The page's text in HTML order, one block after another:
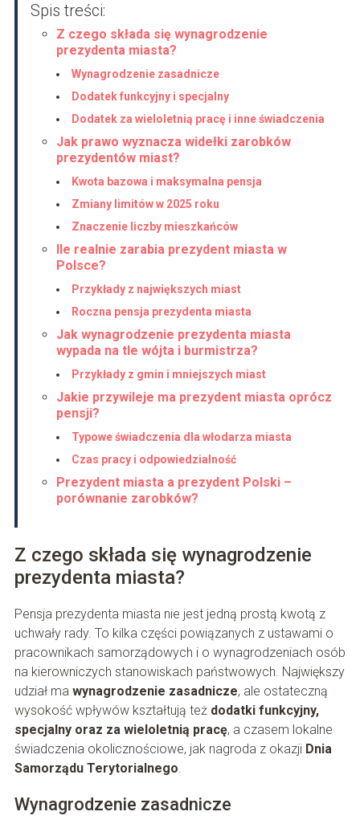
Spis treści:
Z czego składa się wynagrodzenie
prezydenta miasta?
Wynagrodzenie zasadnicze
Dodatek funkcyjny i specjalny
Dodatek za wieloletnią pracę i inne świadczenia
Jak prawo wyznacza widełki zarobków
prezydentów miast?
Kwota bazowa i maksymalna pensja
Zmiany limitów w 2025 roku
Znaczenie liczby mieszkańców
Ile realnie zarabia prezydent miasta w
Polsce?
Przykłady z największych miast
Roczna pensja prezydenta miasta
Jak wynagrodzenie prezydenta miasta
wypada na tle wójta i burmistrza?
Przykłady z gmin i mniejszych miast
Jakie przywileje ma prezydent miasta oprócz
pensji?
Typowe świadczenia dla włodarza miasta
Czas pracy i odpowiedzialność
Prezydent miasta a prezydent Polski –
porównanie zarobków?
Z czego składa się wynagrodzenie
prezydenta miasta?
Pensja prezydenta miasta nie jest jedną prostą kwotą z
uchwały rady. To kilka części powiązanych z ustawami o
pracownikach samorządowych i o wynagrodzeniach osób
na kierowniczych stanowiskach państwowych. Największy
udział ma wynagrodzenie zasadnicze, ale ostateczną
wysokość wpływów kształtują też dodatki funkcyjny,
specjalny oraz za wieloletnią pracę, a czasem lokalne
świadczenia okolicznościowe, jak nagroda z okazji Dnia
Samorządu Terytorialnego.
Wynagrodzenie zasadnicze